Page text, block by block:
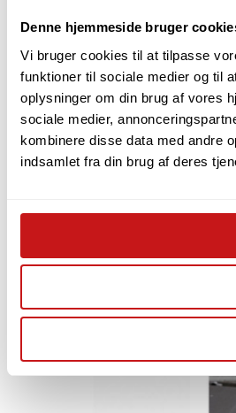
Denne hjemmeside bruger
Vi bruger cookies til at tilpasse
funktioner til sociale medier og til
oplysninger om din brug af vores
sociale medier,
kombinere disse data med andre
indsamlet fra din brug af deres
Stelton
Andre køber også...
Spar 6%